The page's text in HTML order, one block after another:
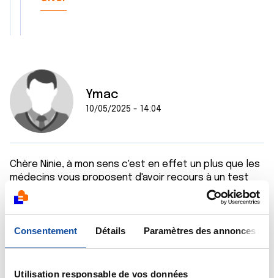
Consentement Détails Paramètres des annonces
Utilisation responsable de vos données
Ymac
10/05/2025 - 14:04
Chère Ninie, à mon sens c'est en effet un plus que les
médecins vous proposent d'avoir recours à un test
type oncotype qui déterminera si la chimio présente
pour vous ou non un intérêt pour éviter de récidiver ;
aux USA ce test est très fréquemment utilisé dès lors
même que la tumeur mesure moins d'1 cm ; je souligne
pluridisciplinaire permet précisément d'échanger